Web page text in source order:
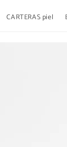
CARTERAS piel